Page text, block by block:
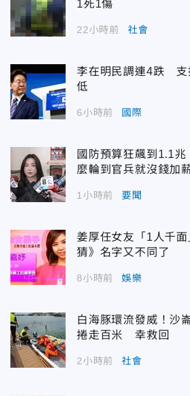
1死1傷
22小時前 社會
李在明民調連4跌 支
低
6小時前 國際
國防預算狂飆到1.1
麼輪到官兵就沒錢加
1小時前 要聞
姜厚任女友「1人千
猜》名字又不同了
8小時前 娛樂
白海豚環流發威！沙
捲走百米 幸救回
2小時前 社會